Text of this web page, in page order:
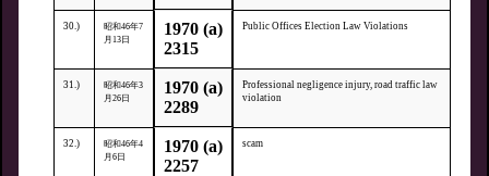
30.)
昭和46年7
月13日
1970 (a)
2315
Public Offices Election Law Violations
31.)
昭和46年3
月26日
1970 (a)
2289
Professional negligence injury, road traffic law
violation
32.)
昭和46年4
月6日
1970 (a)
2257
scam